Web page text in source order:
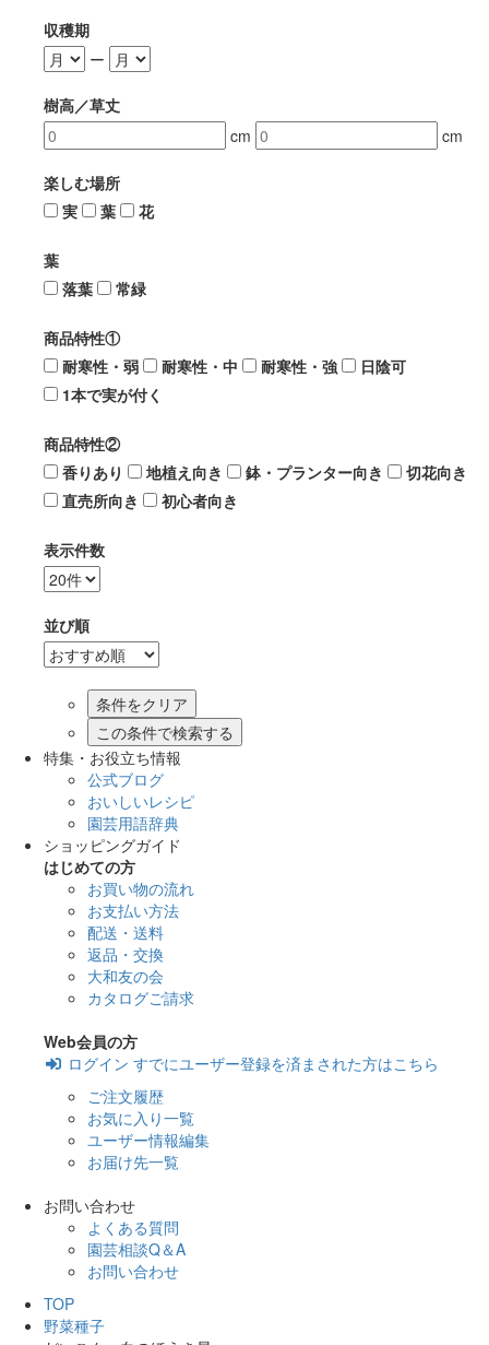
収穫期
ー
樹高／草丈
cm
cm
楽しむ場所
実
葉 花
葉
落葉
常緑
商品特性①
耐寒性・弱
耐寒性・中 耐寒性・強
日陰可
1本で実が付く
商品特性②
香りあり
地植え向き 鉢・プランター向き
切花向き
直売所向き
初心者向き
表示件数
並び順
この条件で検索する
特集・お役立ち情報
公式ブログ
おいしいレシピ
園芸用語辞典
ショッピングガイド
はじめての方
お買い物の流れ
お支払い方法
配送・送料
返品・交換
大和友の会
カタログご請求
Web会員の方
ログイン すでにユーザー登録を済まされた方はこちら
ご注文履歴
お気に入り一覧
ユーザー情報編集
お届け先一覧
お問い合わせ
よくある質問
園芸相談Q＆A
お問い合わせ
TOP
野菜種子